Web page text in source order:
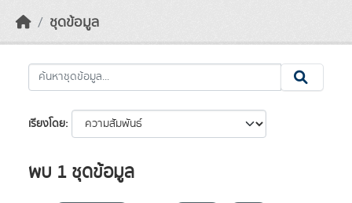
ชุดข้อมูล
เรียงโดย
พบ 1 ชุดข้อมูล